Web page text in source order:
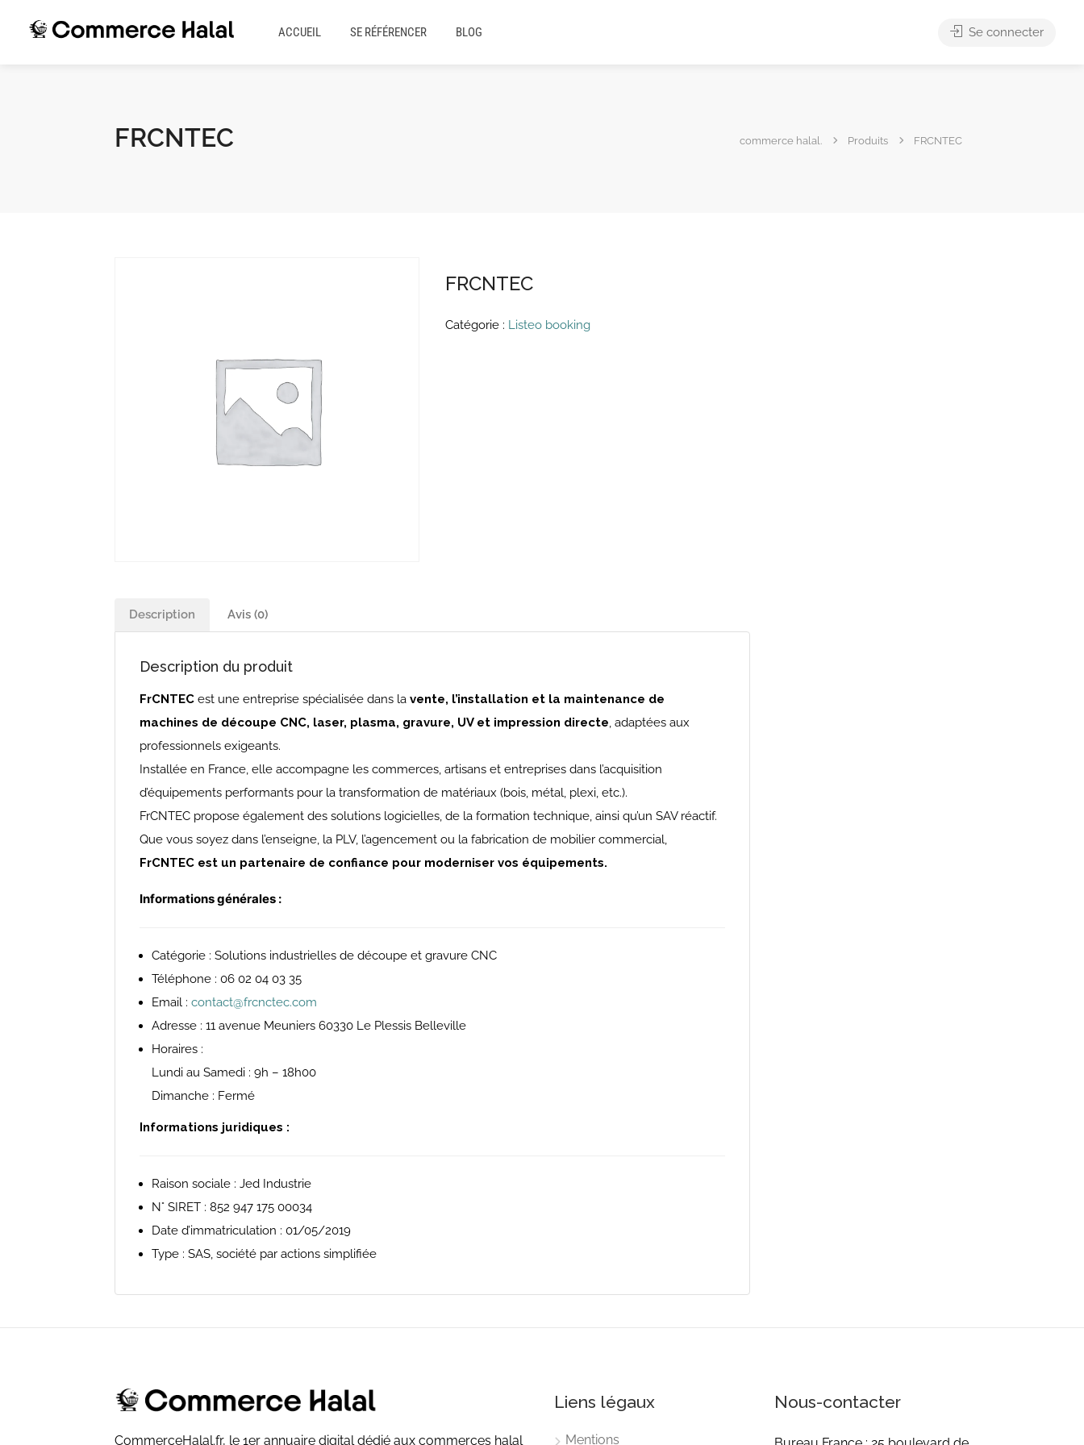
ACCUEIL SE RÉFÉRENCER BLOG Se connecter
FRCNTEC commerce halal. Produits FRCNTEC
FRCNTEC
Catégorie : Listeo booking
Description Avis (0)
Description du produit
FrCNTEC est une entreprise spécialisée dans la vente, l’installation et la maintenance de
machines de découpe CNC, laser, plasma, gravure, UV et impression directe, adaptées aux
professionnels exigeants.
Installée en France, elle accompagne les commerces, artisans et entreprises dans l’acquisition
d’équipements performants pour la transformation de matériaux (bois, métal, plexi, etc.).
FrCNTEC propose également des solutions logicielles, de la formation technique, ainsi qu’un SAV réactif.
Que vous soyez dans l’enseigne, la PLV, l’agencement ou la fabrication de mobilier commercial,
FrCNTEC est un partenaire de confiance pour moderniser vos équipements.
Informations générales :
Catégorie : Solutions industrielles de découpe et gravure CNC
Téléphone : 06 02 04 03 35
Email : contact@frcnctec.com
Adresse : 11 avenue Meuniers 60330 Le Plessis Belleville
Horaires :
Lundi au Samedi : 9h – 18h00
Dimanche : Fermé
Informations juridiques :
Raison sociale : Jed Industrie
N° SIRET : 852 947 175 00034
Date d’immatriculation : 01/05/2019
Type : SAS, société par actions simplifiée
CommerceHalal.fr, le 1er annuaire digital dédié aux commerces halal
Liens légaux
Mentions
Nous-contacter